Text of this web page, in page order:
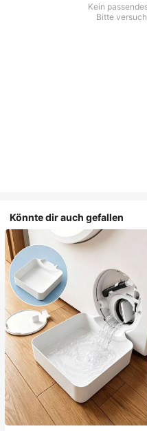
Kein
Bitte
Könnte dir auch gefallen